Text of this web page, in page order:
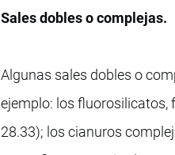
Sales dobles o complejas.
Algunas sales dobles o
ejemplo: los
28.33); los cianuros